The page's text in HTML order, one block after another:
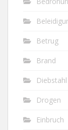
Betrug
Brand
Diebstahl
Drogen
Einbruch